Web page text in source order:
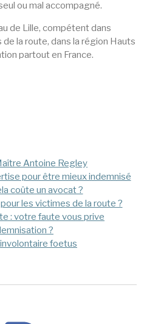
ou mal accompagné.
de Lille, compétent dans
la route, dans la région Hauts
partout en France.
Antoine Regley
pour être mieux indemnisé
coûte un avocat ?
les victimes de la route ?
: votre faute vous prive
?
foetus